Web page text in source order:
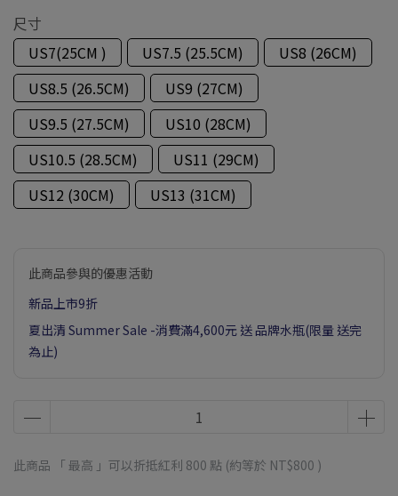
尺寸
US7(25CM )
US7.5 (25.5CM)
US8 (26CM)
US8.5 (26.5CM)
US9 (27CM)
US9.5 (27.5CM)
US10 (28CM)
US10.5 (28.5CM)
US11 (29CM)
US12 (30CM)
US13 (31CM)
此商品參與的優惠活動
新品上市9折
夏出清 Summer Sale -消費滿4,600元 送 品牌水瓶(限量 送完
為止)
此商品 「 最高 」可以折抵紅利 800 點 (約等於 NT$800 )